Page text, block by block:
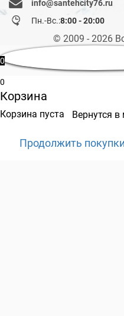
info@santehcity76.ru
Пн.-Вс.:8:00 - 20:00
© 2009 - 2026
0
0
Корзина
Корзина пуста Вернутся в
Продолжить покупки